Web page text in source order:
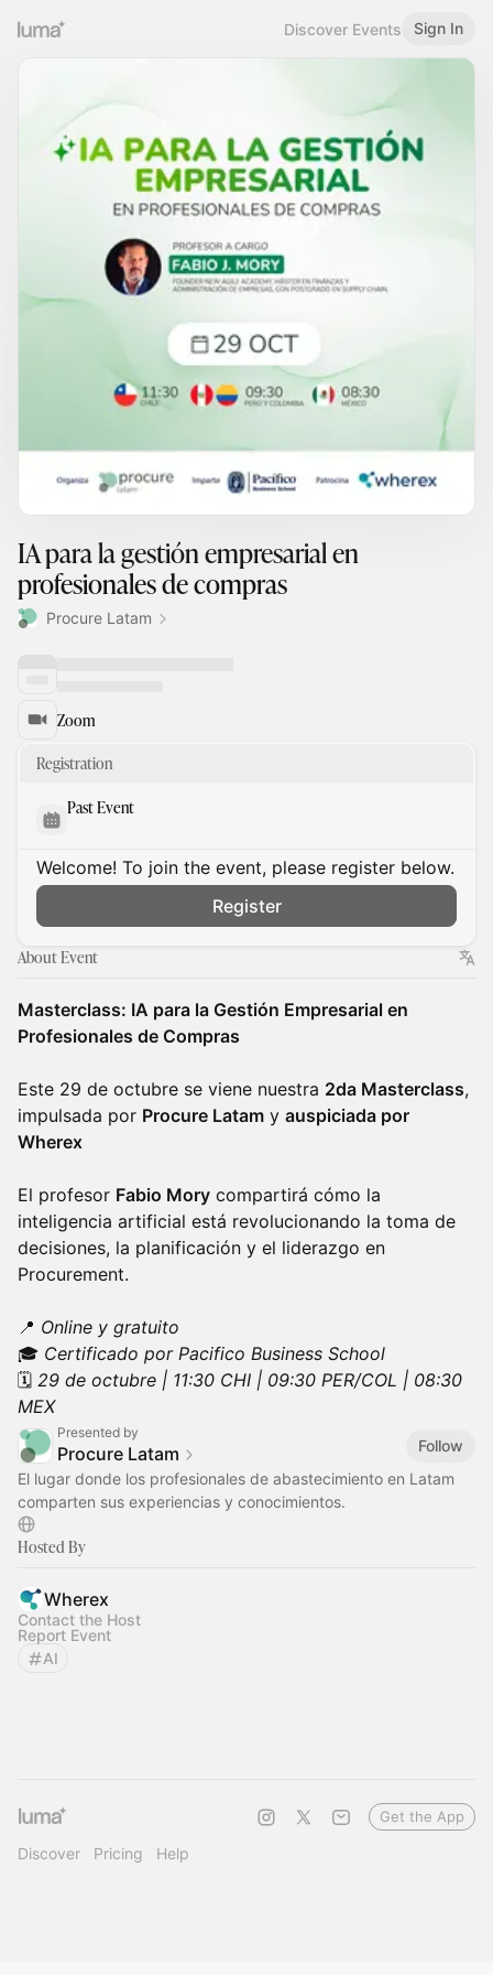
Discover Events Sign In
IA para la gestión empresarial en
profesionales de compras
Procure Latam
Zoom
Registration
Past Event
Welcome! To join the event, please register below.
Register
About Event
Masterclass: IA para la Gestión Empresarial en
Profesionales de Compras
Este 29 de octubre se viene nuestra 2da Masterclass,
impulsada por Procure Latam y auspiciada por
Wherex
El profesor Fabio Mory compartirá cómo la
inteligencia artificial está revolucionando la toma de
decisiones, la planificación y el liderazgo en
Procurement.
📍 Online y gratuito
🎓 Certificado por Pacifico Business School
🗓️ 29 de octubre | 11:30 CHI | 09:30 PER/COL | 08:30
MEX
Presented by
Procure Latam
Follow
El lugar donde los profesionales de abastecimiento en Latam
comparten sus experiencias y conocimientos.
Hosted By
Wherex
Contact the Host
Report Event
AI
Discover Pricing Help
Get the App